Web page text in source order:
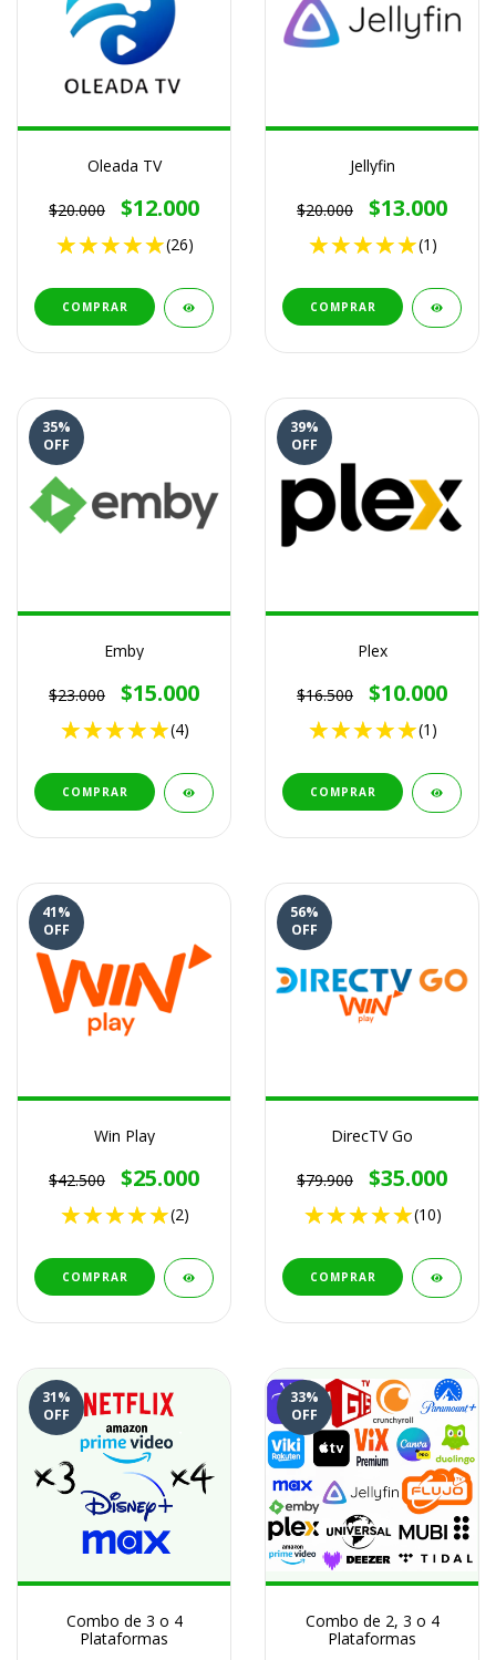
Oleada TV
$20.000 $12.000
(26)
COMPRAR
Jellyfin
$20.000 $13.000
(1)
COMPRAR
35%
OFF
Emby
$23.000 $15.000
(4)
COMPRAR
39%
OFF
Plex
$16.500 $10.000
(1)
COMPRAR
41%
OFF
Win Play
$42.500 $25.000
(2)
COMPRAR
56%
OFF
DirecTV Go
$79.900 $35.000
(10)
COMPRAR
31%
OFF
Combo de 3 o 4
Plataformas
33%
OFF
Combo de 2, 3 o 4
Plataformas